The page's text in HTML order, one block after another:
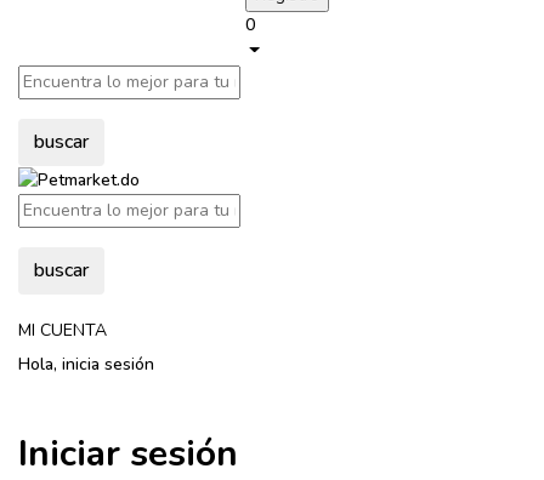
0
buscar
buscar
MI CUENTA
Hola, inicia sesión
Iniciar sesión